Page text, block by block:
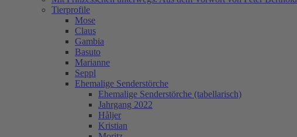
Tierprofile
Mose
Claus
Gambia
Basuto
Marianne
Seppl
Ehemalige Senderstörche
Ehemalige Senderstörche (tabellarisch)
Jahrgang 2022
Håljer
Kristian